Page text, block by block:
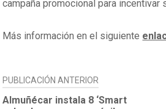
campaña promocional para incentivar
Más información en el siguiente
NAVEGACIÓN
DE
PUBLICACIÓN ANTERIOR
Almuñécar instala 8 ‘Smart